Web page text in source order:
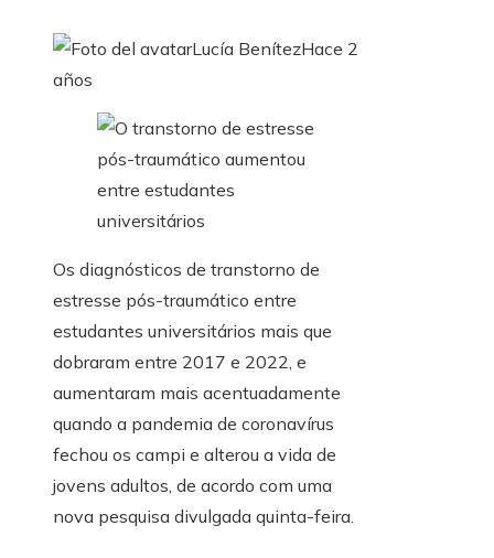
Lucía BenítezHace 2
años
Os diagnósticos de transtorno de
estresse pós-traumático entre
estudantes universitários mais que
dobraram entre 2017 e 2022, e
aumentaram mais acentuadamente
quando a pandemia de coronavírus
fechou os campi e alterou a vida de
jovens adultos, de acordo com uma
nova pesquisa divulgada quinta-feira.